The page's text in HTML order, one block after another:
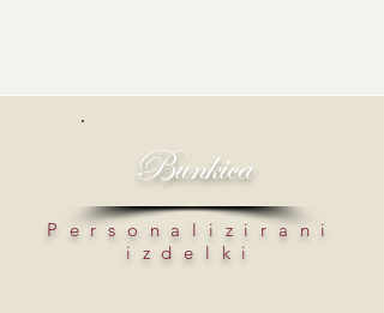
Bunkica
Personalizirani
izdelki